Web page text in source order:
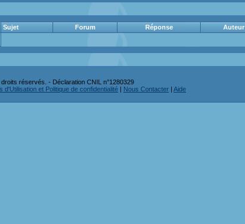
Sujet Forum Réponse Auteur
réservés. - Déclaration CNIL n°1280329
d'Utilisation et Politique de confidentialité | Nous Contacter | Aide